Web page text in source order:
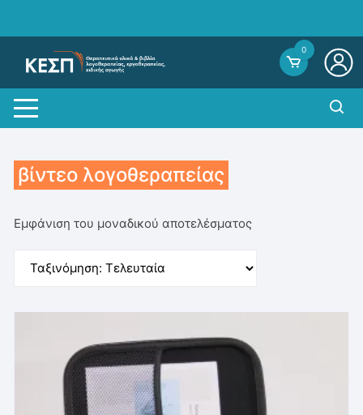
0
βίντεο λογοθεραπείας
Εμφάνιση του μοναδικού αποτελέσματος